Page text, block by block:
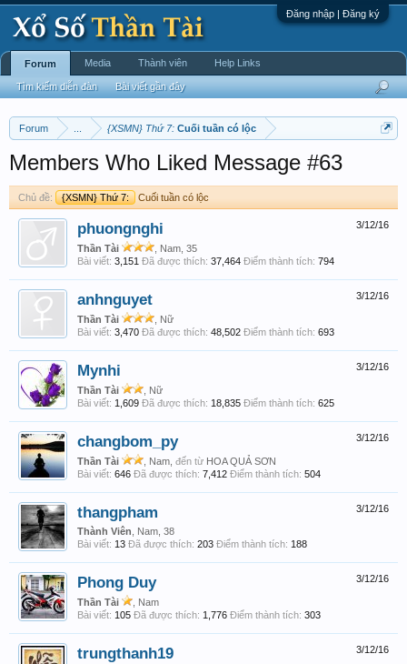
Đăng nhập | Đăng ký
Forum {XSMN} Thứ 7: Cuối tuần có lộc
Members Who Liked Message #63
Chủ đề: {XSMN} Thứ 7: Cuối tuần có lộc
3/12/16
phuongnghi
Thần Tài
, Nam, 35
Bài viết: 3,151 Đã được thích: 37,464 Điểm thành tích: 794
3/12/16
anhnguyet
Thần Tài
, Nữ
Bài viết: 3,470 Đã được thích: 48,502 Điểm thành tích: 693
3/12/16
Mynhi
Thần Tài
, Nữ
Bài viết: 1,609 Đã được thích: 18,835 Điểm thành tích: 625
3/12/16
changbom_py
Thần Tài , Nam, đến từ HOA QUẢ SƠN
Bài viết: 646 Đã được thích: 7,412 Điểm thành tích: 504
3/12/16
thangpham
Thành Viên , Nam, 38
Bài viết: 13 Đã được thích: 203 Điểm thành tích: 188
3/12/16
Phong Duy
Thần Tài
, Nam
Bài viết: 105 Đã được thích: 1,776 Điểm thành tích: 303
3/12/16
trungthanh19
Forum
Tìm kiếm diễn đàn Bài viết gần đây
Media Thành viên Help Links